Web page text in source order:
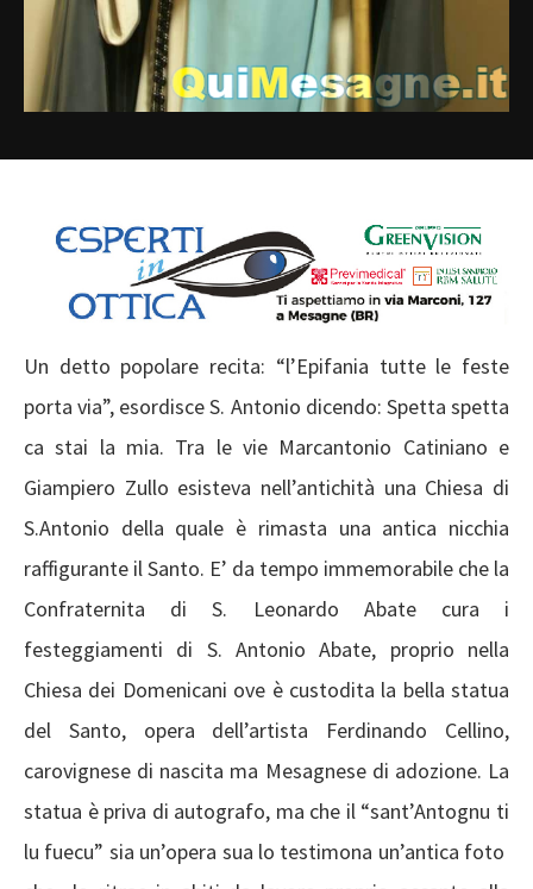
Un detto popolare recita: “l’Epifania tutte le feste
porta via”, esordisce S. Antonio dicendo: Spetta spetta
ca stai la mia. Tra le vie Marcantonio Catiniano e
Giampiero Zullo esisteva nell’antichità una Chiesa di
S.Antonio della quale è rimasta una antica nicchia
raffigurante il Santo. E’ da tempo immemorabile che la
Confraternita di S. Leonardo Abate cura i
festeggiamenti di S. Antonio Abate, proprio nella
Chiesa dei Domenicani ove è custodita la bella statua
del Santo, opera dell’artista Ferdinando Cellino,
carovignese di nascita ma Mesagnese di adozione. La
statua è priva di autografo, ma che il “sant’Antognu ti
lu fuecu” sia un’opera sua lo testimona un’antica foto